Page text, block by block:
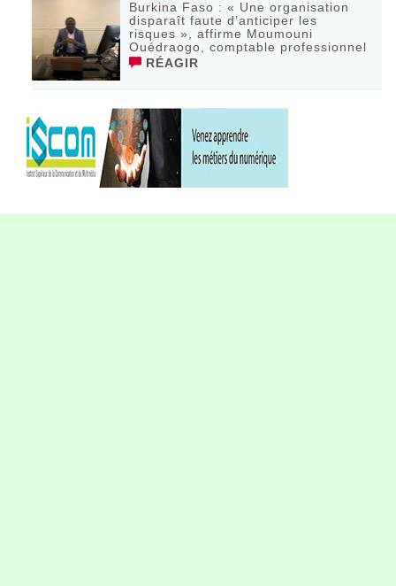
Burkina Faso : « Une organisation
disparaît faute d’anticiper les
risques », affirme Moumouni
Ouédraogo, comptable professionnel
RÉAGIR